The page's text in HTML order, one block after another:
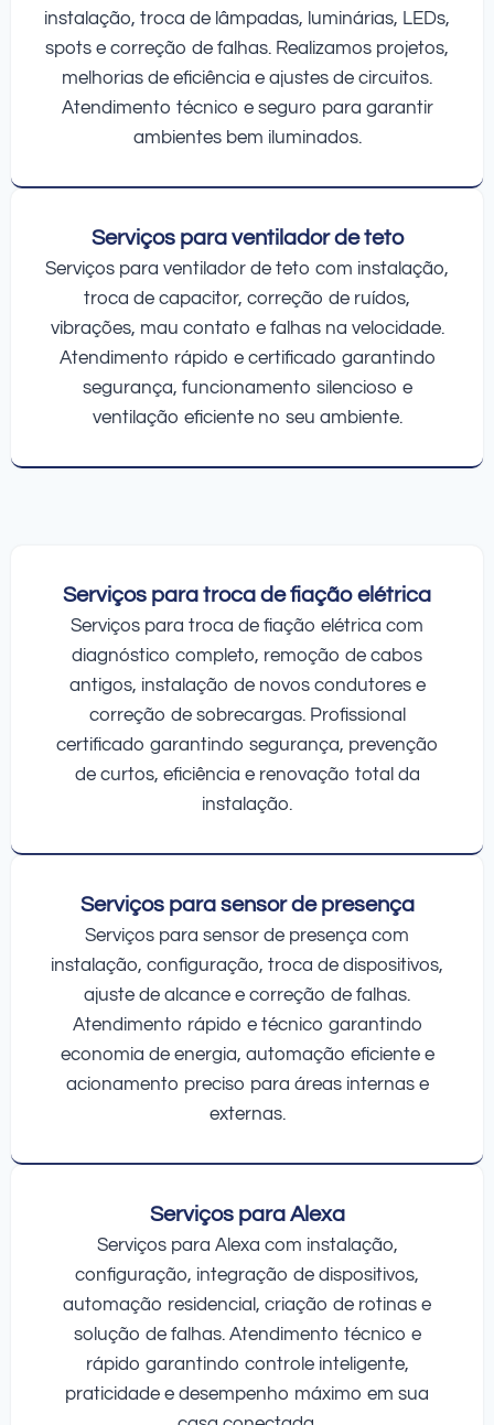
instalação, troca de lâmpadas, luminárias, LEDs,
spots e correção de falhas. Realizamos projetos,
melhorias de eficiência e ajustes de circuitos.
Atendimento técnico e seguro para garantir
ambientes bem iluminados.
Serviços para ventilador de teto
Serviços para ventilador de teto com instalação,
troca de capacitor, correção de ruídos,
vibrações, mau contato e falhas na velocidade.
Atendimento rápido e certificado garantindo
segurança, funcionamento silencioso e
ventilação eficiente no seu ambiente.
Serviços para troca de fiação elétrica
Serviços para troca de fiação elétrica com
diagnóstico completo, remoção de cabos
antigos, instalação de novos condutores e
correção de sobrecargas. Profissional
certificado garantindo segurança, prevenção
de curtos, eficiência e renovação total da
instalação.
Serviços para sensor de presença
Serviços para sensor de presença com
instalação, configuração, troca de dispositivos,
ajuste de alcance e correção de falhas.
Atendimento rápido e técnico garantindo
economia de energia, automação eficiente e
acionamento preciso para áreas internas e
externas.
Serviços para Alexa
Serviços para Alexa com instalação,
configuração, integração de dispositivos,
automação residencial, criação de rotinas e
solução de falhas. Atendimento técnico e
rápido garantindo controle inteligente,
praticidade e desempenho máximo em sua